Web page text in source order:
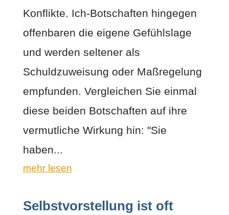
Konflikte. Ich-Botschaften hingegen
offenbaren die eigene Gefühlslage
und werden seltener als
Schuldzuweisung oder Maßregelung
empfunden. Vergleichen Sie einmal
diese beiden Botschaften auf ihre
vermutliche Wirkung hin: "Sie
haben...
mehr lesen
Selbstvorstellung ist oft